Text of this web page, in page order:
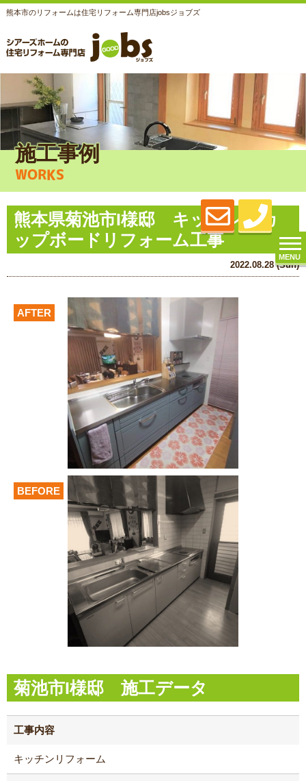
熊本市のリフォームは住宅リフォーム専門店jobsジョブズ
MENU
施工事例
WORKS
熊本県菊池市I様邸 キッチン・カ
ップボードリフォーム工事
2022.08.28 (Sun)
AFTER
BEFORE
菊池市I様邸 施工データ
工事内容
キッチンリフォーム